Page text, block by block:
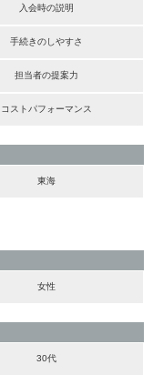
入会時の説明
手続きのしやすさ
担当者の提案力
コストパフォーマンス
東海
女性
30代